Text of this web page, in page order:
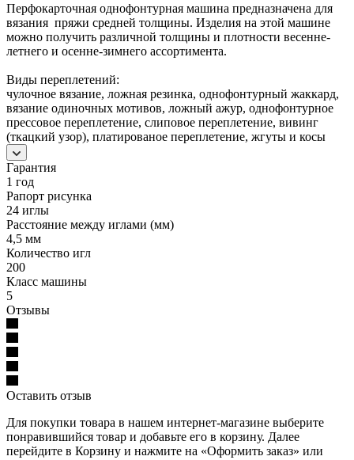
Перфокарточная однофонтурная машина предназначена для
вязания пряжи средней толщины. Изделия на этой машине
можно получить различной толщины и плотности весенне-
летнего и осенне-зимнего ассортимента.
Виды переплетений:
чулочное вязание, ложная резинка, однофонтурный жаккард,
вязание одиночных мотивов, ложный ажур, однофонтурное
прессовое переплетение, слиповое переплетение, вивинг
(ткацкий узор), платированое переплетение, жгуты и косы
Гарантия
1 год
Рапорт рисунка
24 иглы
Расстояние между иглами (мм)
4,5 мм
Количество игл
200
Класс машины
5
Отзывы
Оставить отзыв
Для покупки товара в нашем интернет-магазине выберите
понравившийся товар и добавьте его в корзину. Далее
перейдите в Корзину и нажмите на «Оформить заказ» или